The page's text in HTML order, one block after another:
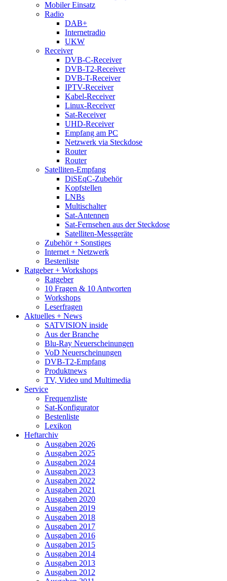
Mobiler Einsatz
Radio
DAB+
Internetradio
UKW
Receiver
DVB-C-Receiver
DVB-T2-Receiver
DVB-T-Receiver
IPTV-Receiver
Kabel-Receiver
Linux-Receiver
Sat-Receiver
UHD-Receiver
Empfang am PC
Netzwerk via Steckdose
Router
Router
Satelliten-Empfang
DiSEqC-Zubehör
Kopfstellen
LNBs
Multischalter
Sat-Antennen
Sat-Fernsehen aus der Steckdose
Satelliten-Messgeräte
Zubehör + Sonstiges
Internet + Netzwerk
Bestenliste
Ratgeber + Workshops
Ratgeber
10 Fragen & 10 Antworten
Workshops
Leserfragen
Aktuelles + News
SATVISION inside
Aus der Branche
Blu-Ray Neuerscheinungen
VoD Neuerscheinungen
DVB-T2-Empfang
Produktnews
TV, Video und Multimedia
Service
Frequenzliste
Sat-Konfigurator
Bestenliste
Lexikon
Heftarchiv
Ausgaben 2026
Ausgaben 2025
Ausgaben 2024
Ausgaben 2023
Ausgaben 2022
Ausgaben 2021
Ausgaben 2020
Ausgaben 2019
Ausgaben 2018
Ausgaben 2017
Ausgaben 2016
Ausgaben 2015
Ausgaben 2014
Ausgaben 2013
Ausgaben 2012